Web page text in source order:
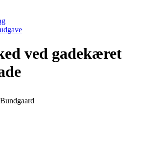
ved gadekæret